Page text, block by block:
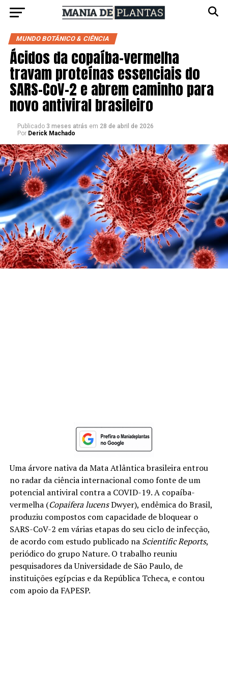
MUNDO BOTÂNICO & CIÊNCIA
Ácidos da copaíba-vermelha
travam proteínas essenciais do
SARS-CoV-2 e abrem caminho para
novo antiviral brasileiro
Publicado 3 meses atrás em 28 de abril de 2026
Por Derick Machado
Uma árvore nativa da Mata Atlântica brasileira entrou
no radar da ciência internacional como fonte de um
potencial antiviral contra a COVID-19. A copaíba-
vermelha (Copaifera lucensDwyer), endêmica do Brasil,
produziu compostos com capacidade de bloquear o
SARS-CoV-2 em várias etapas do seu ciclo de infecção,
de acordo com estudo publicado na Scientific Reports,
periódico do grupo Nature. O trabalho reuniu
pesquisadores da Universidade de São Paulo, de
instituições egípcias e da República Tcheca, e contou
com apoio da FAPESP.